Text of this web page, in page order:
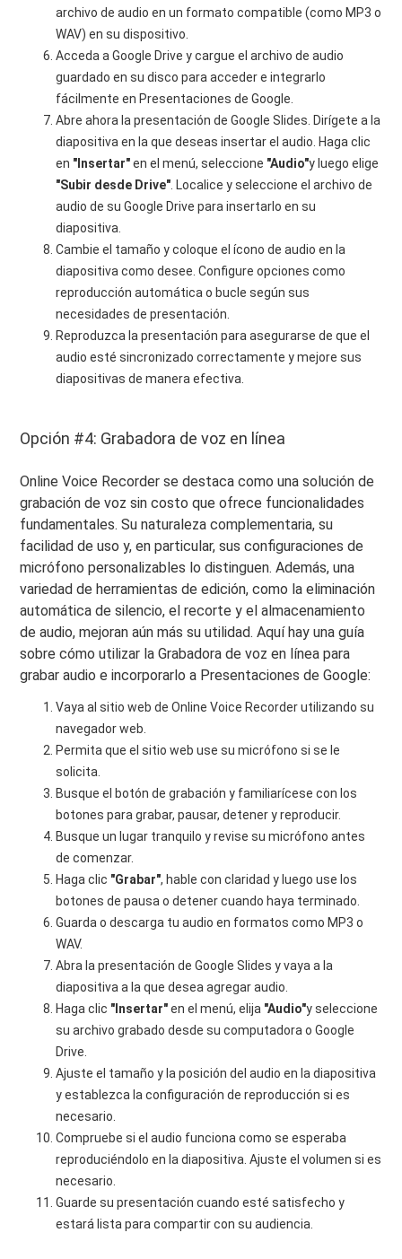
archivo de audio en un formato compatible (como MP3 o
WAV) en su dispositivo.
Acceda a Google Drive y cargue el archivo de audio
guardado en su disco para acceder e integrarlo
fácilmente en Presentaciones de Google.
Abre ahora la presentación de Google Slides. Dirígete a la
diapositiva en la que deseas insertar el audio. Haga clic
en "Insertar"en el menú, seleccione "Audio"y luego elige
"Subir desde Drive". Localice y seleccione el archivo de
audio de su Google Drive para insertarlo en su
diapositiva.
Cambie el tamaño y coloque el ícono de audio en la
diapositiva como desee. Configure opciones como
reproducción automática o bucle según sus
necesidades de presentación.
Reproduzca la presentación para asegurarse de que el
audio esté sincronizado correctamente y mejore sus
diapositivas de manera efectiva.
Opción #4: Grabadora de voz en línea
Online Voice Recorder se destaca como una solución de
grabación de voz sin costo que ofrece funcionalidades
fundamentales. Su naturaleza complementaria, su
facilidad de uso y, en particular, sus configuraciones de
micrófono personalizables lo distinguen. Además, una
variedad de herramientas de edición, como la eliminación
automática de silencio, el recorte y el almacenamiento
de audio, mejoran aún más su utilidad. Aquí hay una guía
sobre cómo utilizar la Grabadora de voz en línea para
grabar audio e incorporarlo a Presentaciones de Google:
Vaya al sitio web de Online Voice Recorder utilizando su
navegador web.
Permita que el sitio web use su micrófono si se le
solicita.
Busque el botón de grabación y familiarícese con los
botones para grabar, pausar, detener y reproducir.
Busque un lugar tranquilo y revise su micrófono antes
de comenzar.
Haga clic "Grabar", hable con claridad y luego use los
botones de pausa o detener cuando haya terminado.
Guarda o descarga tu audio en formatos como MP3 o
WAV.
Abra la presentación de Google Slides y vaya a la
diapositiva a la que desea agregar audio.
Haga clic "Insertar"en el menú, elija "Audio"y seleccione
su archivo grabado desde su computadora o Google
Drive.
Ajuste el tamaño y la posición del audio en la diapositiva
y establezca la configuración de reproducción si es
necesario.
Compruebe si el audio funciona como se esperaba
reproduciéndolo en la diapositiva. Ajuste el volumen si es
necesario.
Guarde su presentación cuando esté satisfecho y
estará lista para compartir con su audiencia.